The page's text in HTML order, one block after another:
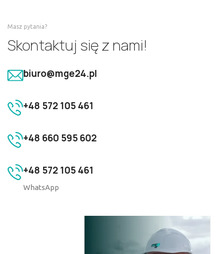
Masz pytania?
Skontaktuj się z nami!
biuro@mge24.pl
+48 572 105 461
+48 660 595 602
+48 572 105 461
WhatsApp